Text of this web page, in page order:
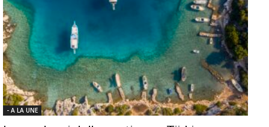
- A LA UNE